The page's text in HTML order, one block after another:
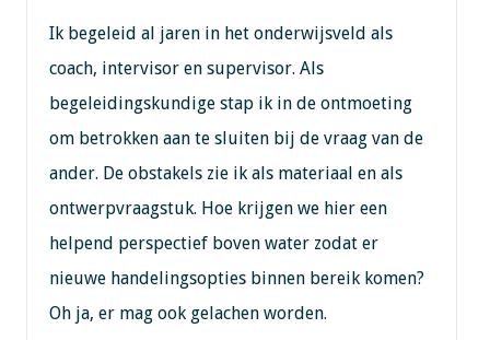
Ik begeleid al jaren in het onderwijsveld als
coach, intervisor en supervisor. Als
begeleidingskundige stap ik in de ontmoeting
om betrokken aan te sluiten bij de vraag van de
ander. De obstakels zie ik als materiaal en als
ontwerpvraagstuk. Hoe krijgen we hier een
helpend perspectief boven water zodat er
nieuwe handelingsopties binnen bereik komen?
Oh ja, er mag ook gelachen worden.